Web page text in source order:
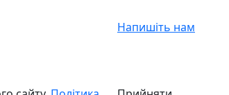
Напишіть нам